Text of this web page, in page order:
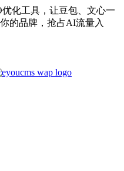
化工具，让豆包、文心一
的品牌，抢占AI流量入